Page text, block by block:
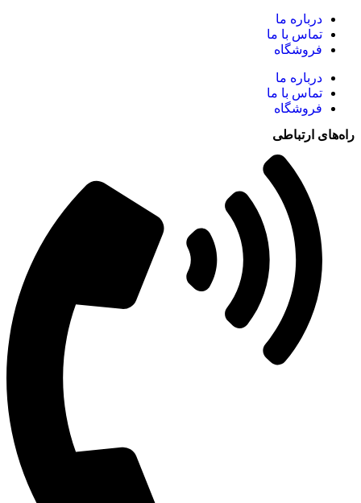
درباره ما
تماس با ما
فروشگاه
درباره ما
تماس با ما
فروشگاه
راه‌های ارتباطی